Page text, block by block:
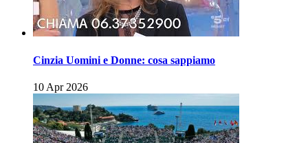
Cinzia Uomini e Donne: cosa sappiamo
10 Apr 2026